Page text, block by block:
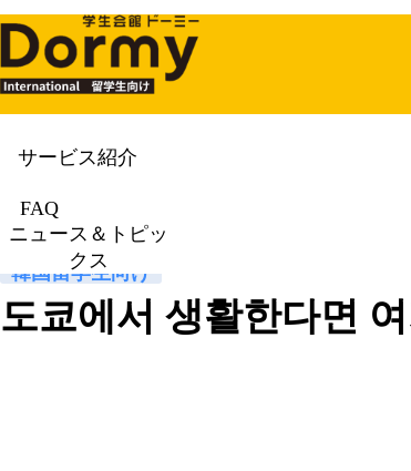
サービス紹介
FAQ
ニュース＆トピッ
クス
ニュース＆トピックス
韓国留学生向け
도쿄에서 생활한다면